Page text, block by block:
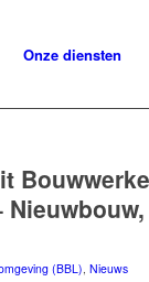
Onze diensten
(BBL), Nieuws